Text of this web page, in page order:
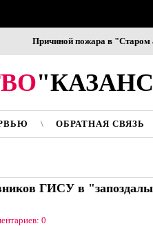
Причиной пожара в "Старом
ОБРАТНАЯ СВЯЗЬ
ГИСУ в
0